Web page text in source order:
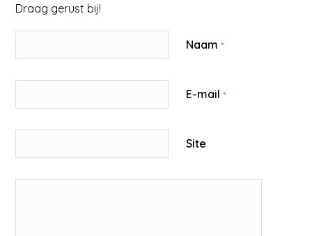
Draag gerust bij!
Naam*
E-mail*
Site